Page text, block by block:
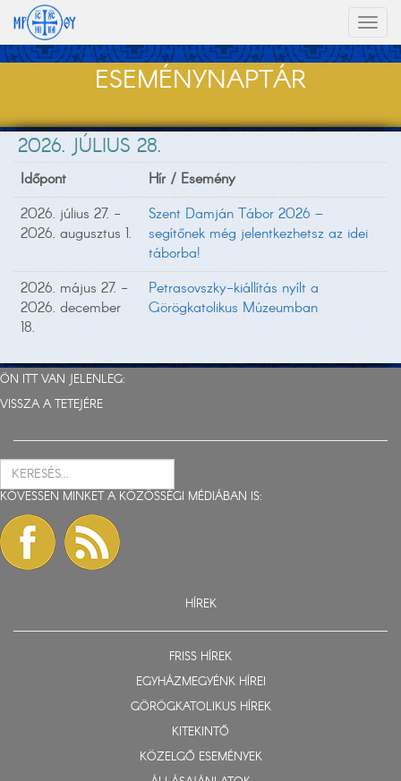
ESEMÉNYNAPTÁR
2026. JÚLIUS 28.
Időpont
Hír / Esemény
2026. július 27. -
2026. augusztus 1.
Szent Damján Tábor 2026 –
segítőnek még jelentkezhetsz az idei
táborba!
2026. május 27. -
2026. december
18.
Petrasovszky-kiállítás nyílt a
Görögkatolikus Múzeumban
ÖN ITT VAN JELENLEG:
VISSZA A TETEJÉRE
KÖVESSEN MINKET A KÖZÖSSÉGI MÉDIÁBAN IS:
HÍREK
FRISS HÍREK
EGYHÁZMEGYÉNK HÍREI
GÖRÖGKATOLIKUS HÍREK
KITEKINTŐ
KÖZELGŐ ESEMÉNYEK